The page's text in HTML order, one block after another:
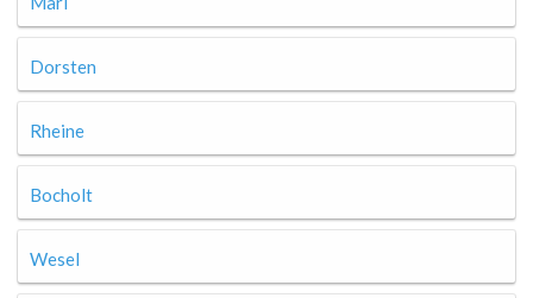
Dorsten
Rheine
Bocholt
Wesel